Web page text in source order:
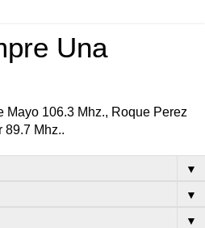
Una
Mayo 106.3 Mhz., Roque Perez
89.7 Mhz..
▼
▼
▼